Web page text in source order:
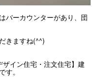
バーカウンターがあり、団
きますね(^^)
イン住宅・注文住宅】建
す。